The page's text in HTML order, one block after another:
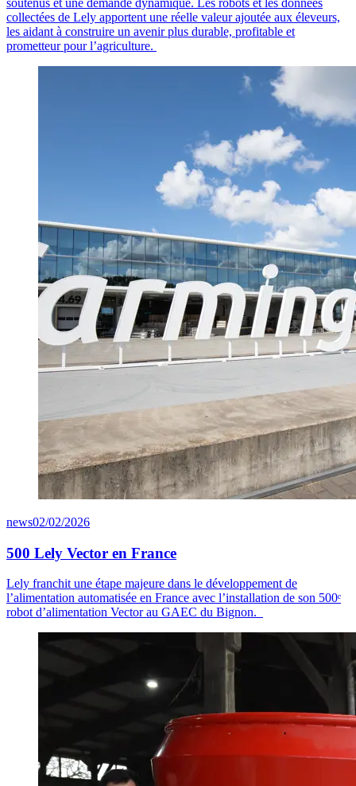
soutenus et une demande dynamique. Les robots et les données
collectées de Lely apportent une réelle valeur ajoutée aux éleveurs,
les aidant à construire un avenir plus durable, profitable et
prometteur pour l’agriculture.
news02/02/2026
500 Lely Vector en France
Lely franchit une étape majeure dans le développement de
l’alimentation automatisée en France avec l’installation de son 500ᵉ
robot d’alimentation Vector au GAEC du Bignon.